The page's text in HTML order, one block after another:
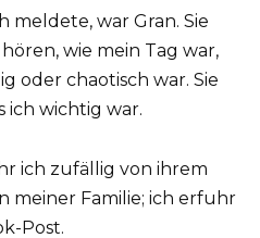
meldete, war Gran. Sie
wie mein Tag war,
oder chaotisch war. Sie
ich wichtig war.
ich zufällig von ihrem
meiner Familie; ich erfuhr
Post.